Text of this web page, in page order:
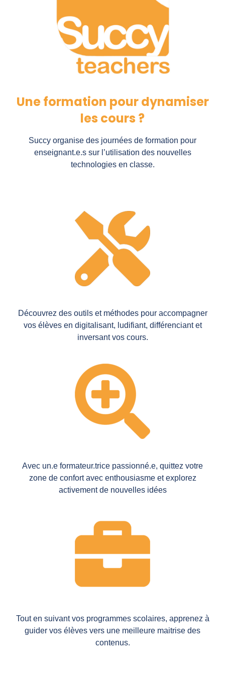
Une formation pour dynamiser
les cours ?
Succy organise des journées de formation pour
enseignant.e.s sur l’utilisation des nouvelles
technologies en classe.
Découvrez des outils et méthodes pour accompagner
vos élèves en digitalisant, ludifiant, différenciant et
inversant vos cours.
Avec un.e formateur.trice passionné.e, quittez votre
zone de confort avec enthousiasme et explorez
activement de nouvelles idées
Tout en suivant vos programmes scolaires, apprenez à
guider vos élèves vers une meilleure maitrise des
contenus.